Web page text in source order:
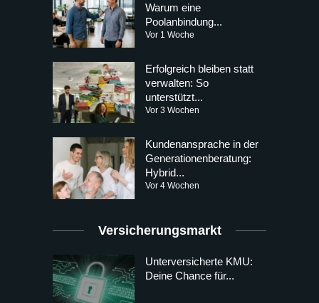
Warum eine
Poolanbindung...
Vor 1 Woche
Erfolgreich bleiben statt
verwalten: So
unterstützt...
Vor 3 Wochen
Kundenansprache in der
Generationenberatung:
Hybrid...
Vor 4 Wochen
Versicherungsmarkt
Unterversicherte KMU:
Deine Chance für...